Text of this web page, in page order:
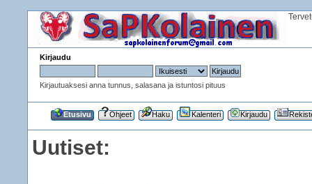
Kirjaudu
Kirjautuaksesi anna tunnus, salasana ja istuntosi pituus
Etusivu Ohjeet Haku Kalenteri Kirjaudu
Uutiset: